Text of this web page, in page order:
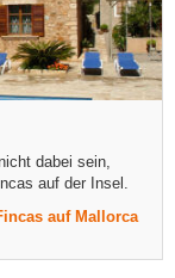
dabei sein,
auf der Insel.
auf Mallorca